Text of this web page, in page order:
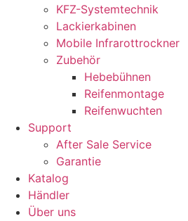
KFZ-Systemtechnik
Lackierkabinen
Mobile Infrarottrockner
Zubehör
Hebebühnen
Reifenmontage
Reifenwuchten
Support
After Sale Service
Garantie
Katalog
Händler
Über uns